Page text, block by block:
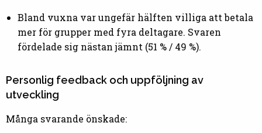
Bland vuxna var ungefär hälften villiga att betala
mer för grupper med fyra deltagare. Svaren
fördelade sig nästan jämnt (51 % / 49 %).
Personlig feedback och uppföljning av
utveckling
Många svarande önskade: